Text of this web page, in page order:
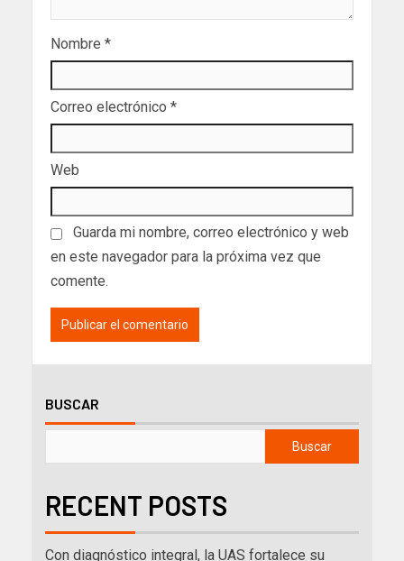
Nombre *
Correo electrónico *
Web
Guarda mi nombre, correo electrónico y web
en este navegador para la próxima vez que
comente.
BUSCAR
Buscar
RECENT POSTS
Con diagnóstico integral, la UAS fortalece su